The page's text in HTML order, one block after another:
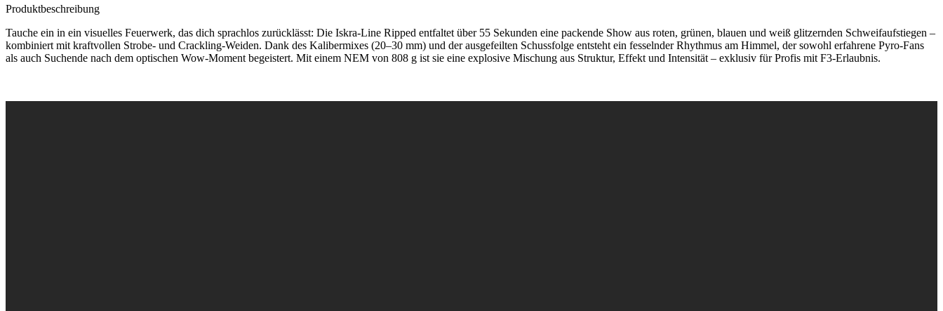
Produktbeschreibung
Tauche ein in ein visuelles Feuerwerk, das dich sprachlos zurücklässt: Die Iskra-Line Ripped entfaltet über 55 Sekunden eine packende Show aus roten, grünen, blauen und weiß glitzernden Schweifaufstiegen –
kombiniert mit kraftvollen Strobe- und Crackling-Weiden. Dank des Kalibermixes (20–30 mm) und der ausgefeilten Schussfolge entsteht ein fesselnder Rhythmus am Himmel, der sowohl erfahrene Pyro-Fans
als auch Suchende nach dem optischen Wow-Moment begeistert. Mit einem NEM von 808 g ist sie eine explosive Mischung aus Struktur, Effekt und Intensität – exklusiv für Profis mit F3-Erlaubnis.